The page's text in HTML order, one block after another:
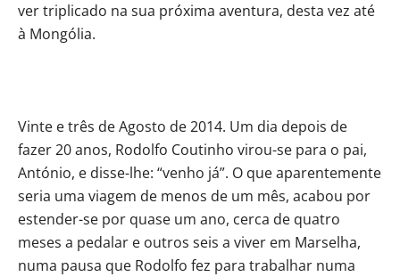
ver triplicado na sua próxima aventura, desta vez até
à Mongólia.
Vinte e três de Agosto de 2014. Um dia depois de
fazer 20 anos, Rodolfo Coutinho virou-se para o pai,
António, e disse-lhe: “venho já”. O que aparentemente
seria uma viagem de menos de um mês, acabou por
estender-se por quase um ano, cerca de quatro
meses a pedalar e outros seis a viver em Marselha,
numa pausa que Rodolfo fez para trabalhar numa